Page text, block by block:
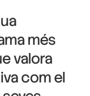
més
valora
com el